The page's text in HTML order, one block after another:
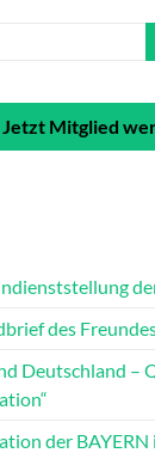
Jetzt Mitglied
des
Deutschland –
der BAYERN